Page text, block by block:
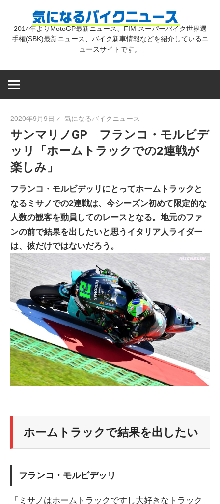
気
バ
ク
ニ
ュ
ー
ス
2014年よりMotoGP最新ニュース、FIM スーパーバイク世界選
手権(SBK)最新ニュース、バイク新車情報などを紹介しているニ
ュースサイトです。
2020年9月9日 気になるバイクニュース
サンマリノGP フランコ・モルビデ
ッリ「ホームトラックでの2連戦が
楽しみ」
フランコ・モルビデッリにとってホームトラックと
なるミサノでの2連戦は、今シーズン初めて限定的な
人数の観客を動員してのレースとなる。地元のファ
ンの前で結果を出したいと思うイタリア人ライダー
は、彼だけではないだろう。
ホームトラックで結果を出したい
フランコ・モルビデッリ
「ミサノはホームトラックですし大好きなトラック